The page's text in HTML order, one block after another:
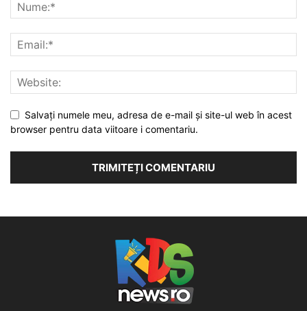
Salvați numele meu, adresa de e-mail și site-ul web în acest
browser pentru data viitoare i comentariu.